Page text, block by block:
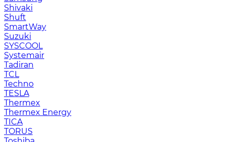
Shivaki
Shuft
SmartWay
Suzuki
SYSCOOL
Systemair
Tadiran
TCL
Techno
TESLA
Thermex
Thermex Energy
TICA
TORUS